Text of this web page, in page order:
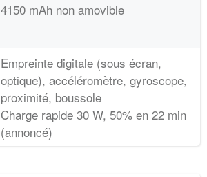
4150 mAh non amovible
Empreinte digitale (sous écran,
optique), accéléromètre, gyroscope,
proximité, boussole
Charge rapide 30 W, 50% en 22 min
(annoncé)